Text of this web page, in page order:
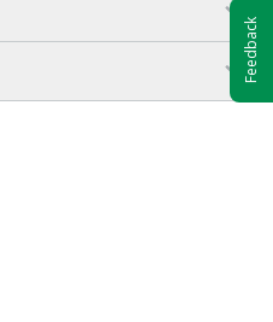
Feedback